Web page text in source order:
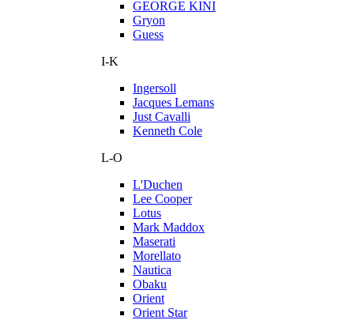
GEORGE KINI
Gryon
Guess
I-K
Ingersoll
Jacques Lemans
Just Cavalli
Kenneth Cole
L-O
L'Duchen
Lee Cooper
Lotus
Mark Maddox
Maserati
Morellato
Nautica
Obaku
Orient
Orient Star